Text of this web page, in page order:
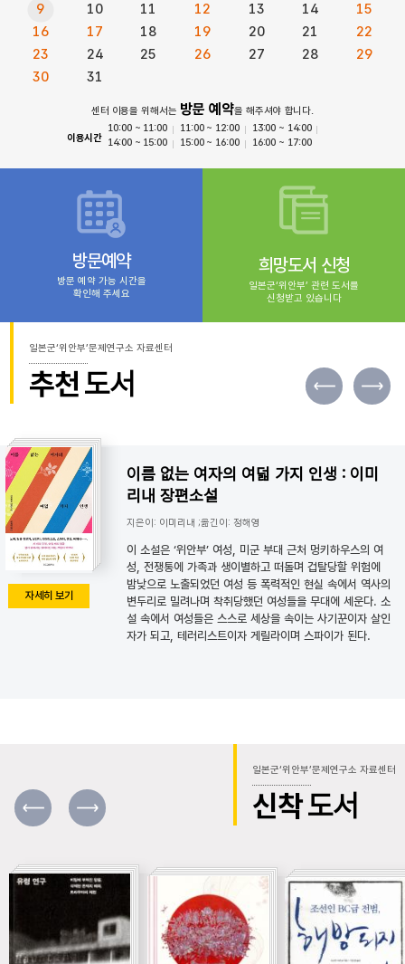
방문예약
방문 예약 가능 시간을
확인해 주세요
희망도서 신청
일본군‘위안부’ 관련 도서를
신청받고 있습니다
9
10 11 12 13 14
15
16
17 18 19 20 21
22
23
24 25 26 27 28
29
30
31
센터 이용을 위해서는 방문 예약을 해주셔야 합니다.
이용시간
10:00 ~ 11:00 11:00 ~ 12:00
13:00 ~ 14:00
14:00 ~ 15:00
15:00 ~ 16:00 16:00 ~ 17:00
일본군‘위안부’문제연구소 자료센터
추천도서
자세히 보기
이름 없는 여자의 여덟 가지 인생 : 이미
리내 장편소설
지은이: 이미리내 ;옮긴이: 정해영
이 소설은 ‘위안부’ 여성, 미군 부대 근처 멍키하우스의 여
성, 전쟁통에 가족과 생이별하고 떠돌며 겁탈당할 위험에
밤낮으로 노출되었던 여성 등 폭력적인 현실 속에서 역사의
변두리로 밀려나며 착취당했던 여성들을 무대에 세운다. 소
설 속에서 여성들은 스스로 세상을 속이는 사기꾼이자 살인
자가 되고, 테러리스트이자 게릴라이며 스파이가 된다.
일본군‘위안부’문제연구소 자료센터
신착도서